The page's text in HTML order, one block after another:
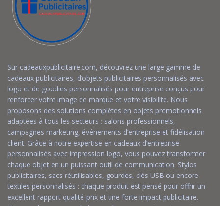
Sur cadeauxpublicitaire.com, découvrez une large gamme de
cadeaux publicitaires, d’objets publicitaires personnalisés avec
logo et de goodies personnalisés pour entreprise conçus pour
renforcer votre image de marque et votre visibilité. Nous
proposons des solutions complètes en objets promotionnels
adaptées à tous les secteurs : salons professionnels,
campagnes marketing, événements d’entreprise et fidélisation
client. Grâce à notre expertise en cadeaux d’entreprise
personnalisés avec impression logo, vous pouvez transformer
chaque objet en un puissant outil de communication. Stylos
publicitaires, sacs réutilisables, gourdes, clés USB ou encore
textiles personnalisés : chaque produit est pensé pour offrir un
excellent rapport qualité-prix et une forte impact publicitaire.